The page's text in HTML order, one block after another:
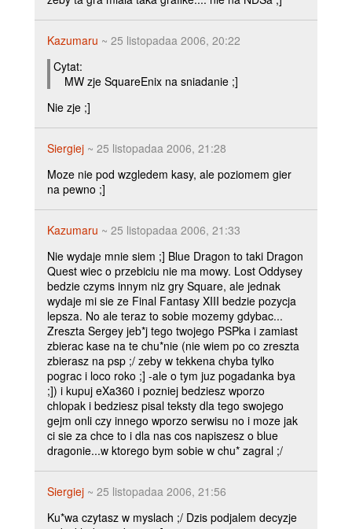
Kazumaru ~ 25 listopadaa 2006, 20:22
Cytat:
MW zje SquareEnix na sniadanie ;]
Nie zje ;]
Siergiej ~ 25 listopadaa 2006, 21:28
Moze nie pod wzgledem kasy, ale poziomem gier
na pewno ;]
Kazumaru ~ 25 listopadaa 2006, 21:33
Nie wydaje mnie siem ;] Blue Dragon to taki Dragon
Quest wiec o przebiciu nie ma mowy. Lost Oddysey
bedzie czyms innym niz gry Square, ale jednak
wydaje mi sie ze Final Fantasy XIII bedzie pozycja
lepsza. No ale teraz to sobie mozemy gdybac...
Zreszta Sergey jeb*j tego twojego PSPka i zamiast
zbierac kase na te chu*nie (nie wiem po co zreszta
zbierasz na psp ;/ zeby w tekkena chyba tylko
pograc i loco roko ;] -ale o tym juz pogadanka bya
;]) i kupuj eXa360 i pozniej bedziesz wporzo
chlopak i bedziesz pisal teksty dla tego swojego
gejm onli czy innego wporzo serwisu no i moze jak
ci sie za chce to i dla nas cos napiszesz o blue
dragonie...w ktorego bym sobie w chu* zagral ;/
Siergiej ~ 25 listopadaa 2006, 21:56
Ku*wa czytasz w myslach ;/ Dzis podjalem decyzje